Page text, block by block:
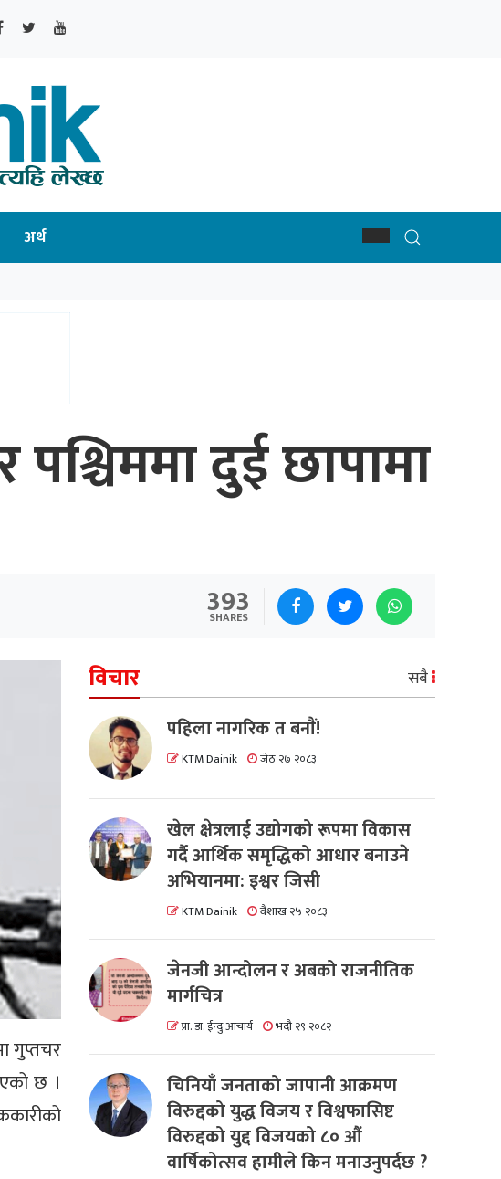
अर्थ
पश्चिममा दुई छापामा
393
SHARES
गुप्तचर
छ ।
विचार सबै
पहिला नागरिक त बनाैं!
KTM Dainik जेठ २७ २०८३
खेल क्षेत्रलाई उद्योगको रूपमा विकास
गर्दै आर्थिक समृद्धिको आधार बनाउने
अभियानमा: इश्वर जिसी
KTM Dainik वैशाख २५ २०८३
जेनजी आन्दोलन र अबको राजनीतिक
मार्गचित्र
प्रा. डा. ईन्दु आचार्य भदौ २९ २०८२
चिनियाँ जनताको जापानी आक्रमण
विरुद्दको युद्ध विजय र विश्वफासिष्ट
विरुद्दको युद्द विजयको ८० औं
वार्षिकोत्सव हामीले किन मनाउनुपर्दछ ?